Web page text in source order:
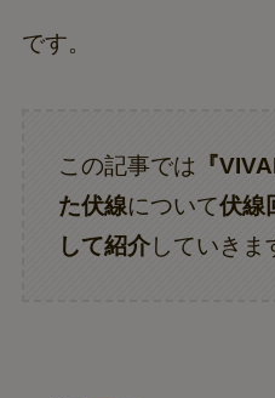
です。
この記事では
『
た伏線について伏線
して紹介していきま